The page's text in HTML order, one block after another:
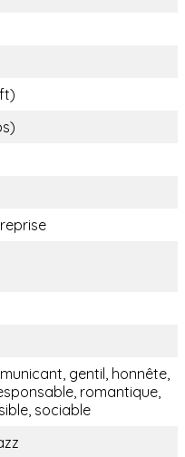
gentil, honnête,
romantique,
sociable